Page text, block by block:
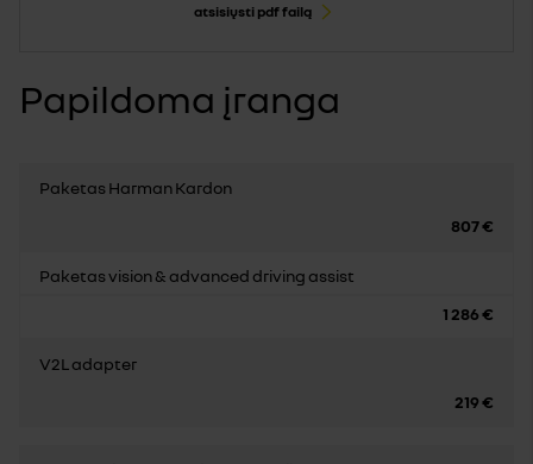
atsisiųsti pdf failą
Papildoma įranga
Paketas Harman Kardon
807 €
Paketas vision & advanced driving assist
1 286 €
V2L adapter
219 €